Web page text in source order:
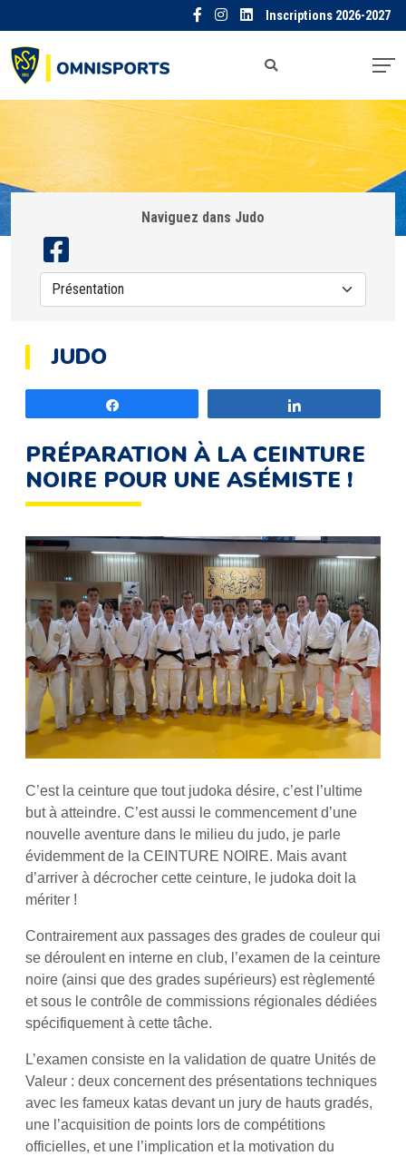
Inscriptions 2026-2027
Naviguez dans Judo
JUDO
PRÉPARATION À LA CEINTURE
NOIRE POUR UNE ASÉMISTE !
C’est la ceinture que tout judoka désire, c’est l’ultime
but à atteindre. C’est aussi le commencement d’une
nouvelle aventure dans le milieu du judo, je parle
évidemment de la CEINTURE NOIRE. Mais avant
d’arriver à décrocher cette ceinture, le judoka doit la
mériter !
Contrairement aux passages des grades de couleur qui
se déroulent en interne en club, l’examen de la ceinture
noire (ainsi que des grades supérieurs) est règlementé
et sous le contrôle de commissions régionales dédiées
spécifiquement à cette tâche.
L’examen consiste en la validation de quatre Unités de
Valeur : deux concernent des présentations techniques
avec les fameux katas devant un jury de hauts gradés,
une l’acquisition de points lors de compétitions
officielles, et une l’implication et la motivation du